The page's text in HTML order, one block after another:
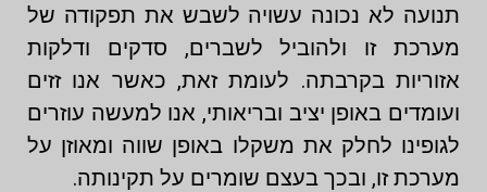
תנועה לא נכונה עשויה לשבש את תפקודה של
מערכת זו ולהוביל לשברים, סדקים ודלקות
אזוריות בקרבתה. לעומת זאת, כאשר אנו זזים
ועומדים באופן יציב ובריאותי, אנו למעשה עוזרים
לגופינו לחלק את משקלו באופן שווה ומאוזן על
מערכת זו, ובכך בעצם שומרים על תקינותה.